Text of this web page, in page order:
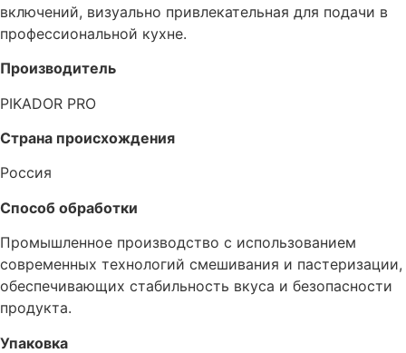
включений, визуально привлекательная для подачи в
профессиональной кухне.
Производитель
PIKADOR PRO
Страна происхождения
Россия
Способ обработки
Промышленное производство с использованием
современных технологий смешивания и пастеризации,
обеспечивающих стабильность вкуса и безопасности
продукта.
Упаковка